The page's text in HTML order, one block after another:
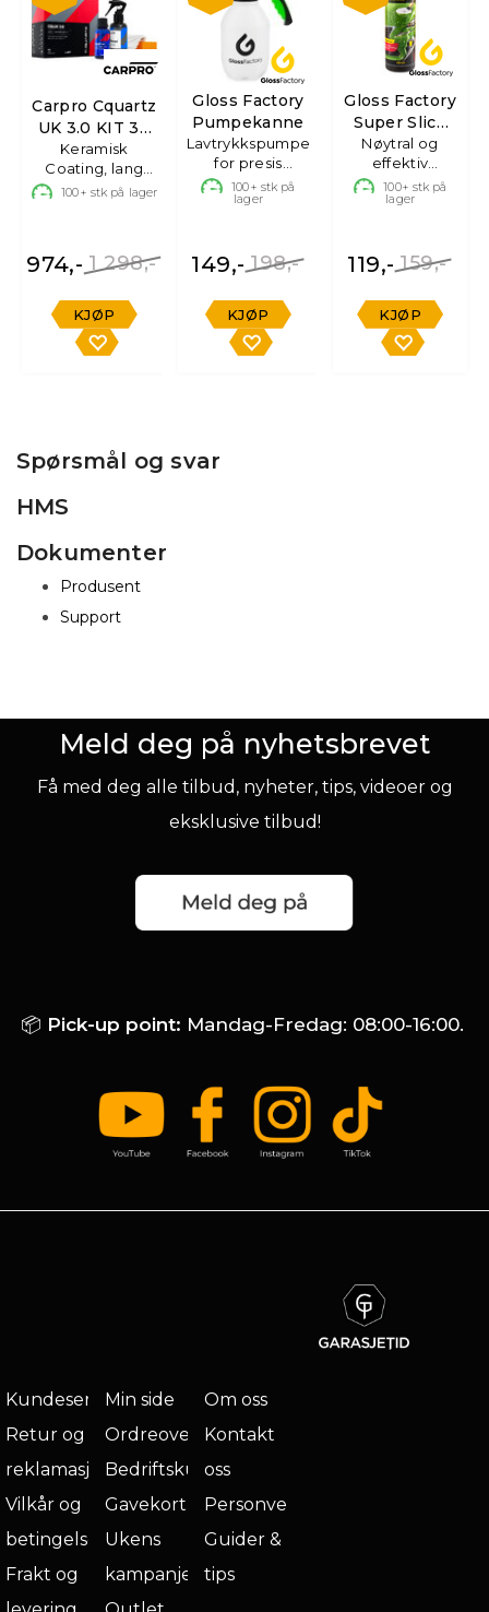
Carpro Cquartz
UK 3.0 KIT 30
ml
Keramisk
Coating, lang
holdbarhet
100+ stk på lager
1 298,-
974,-
KJØP
Gloss Factory
Pumpekanne
Lavtrykkspumpe
for presis
påføring
100+ stk på
lager
198,-
149,-
KJØP
Gloss Factory
Super Slick
Soap
Nøytral og
effektiv
bilshampoo,
500ml
100+ stk på
lager
159,-
119,-
KJØP
Spørsmål og svar
HMS
Dokumenter
Produsent
Support
Meld deg på nyhetsbrevet
Få med deg alle tilbud, nyheter, tips, videoer og
eksklusive tilbud!
📦 Pick-up point: Mandag-Fredag: 08:00-16:00.
Kundeservice
Retur og
reklamasjon
Vilkår og
betingelser
Frakt og
Min side
Ordreoversikt
Bedriftskunde
Gavekort
Ukens
kampanje
Om oss
Kontakt
oss
Personvern
Guider &
tips